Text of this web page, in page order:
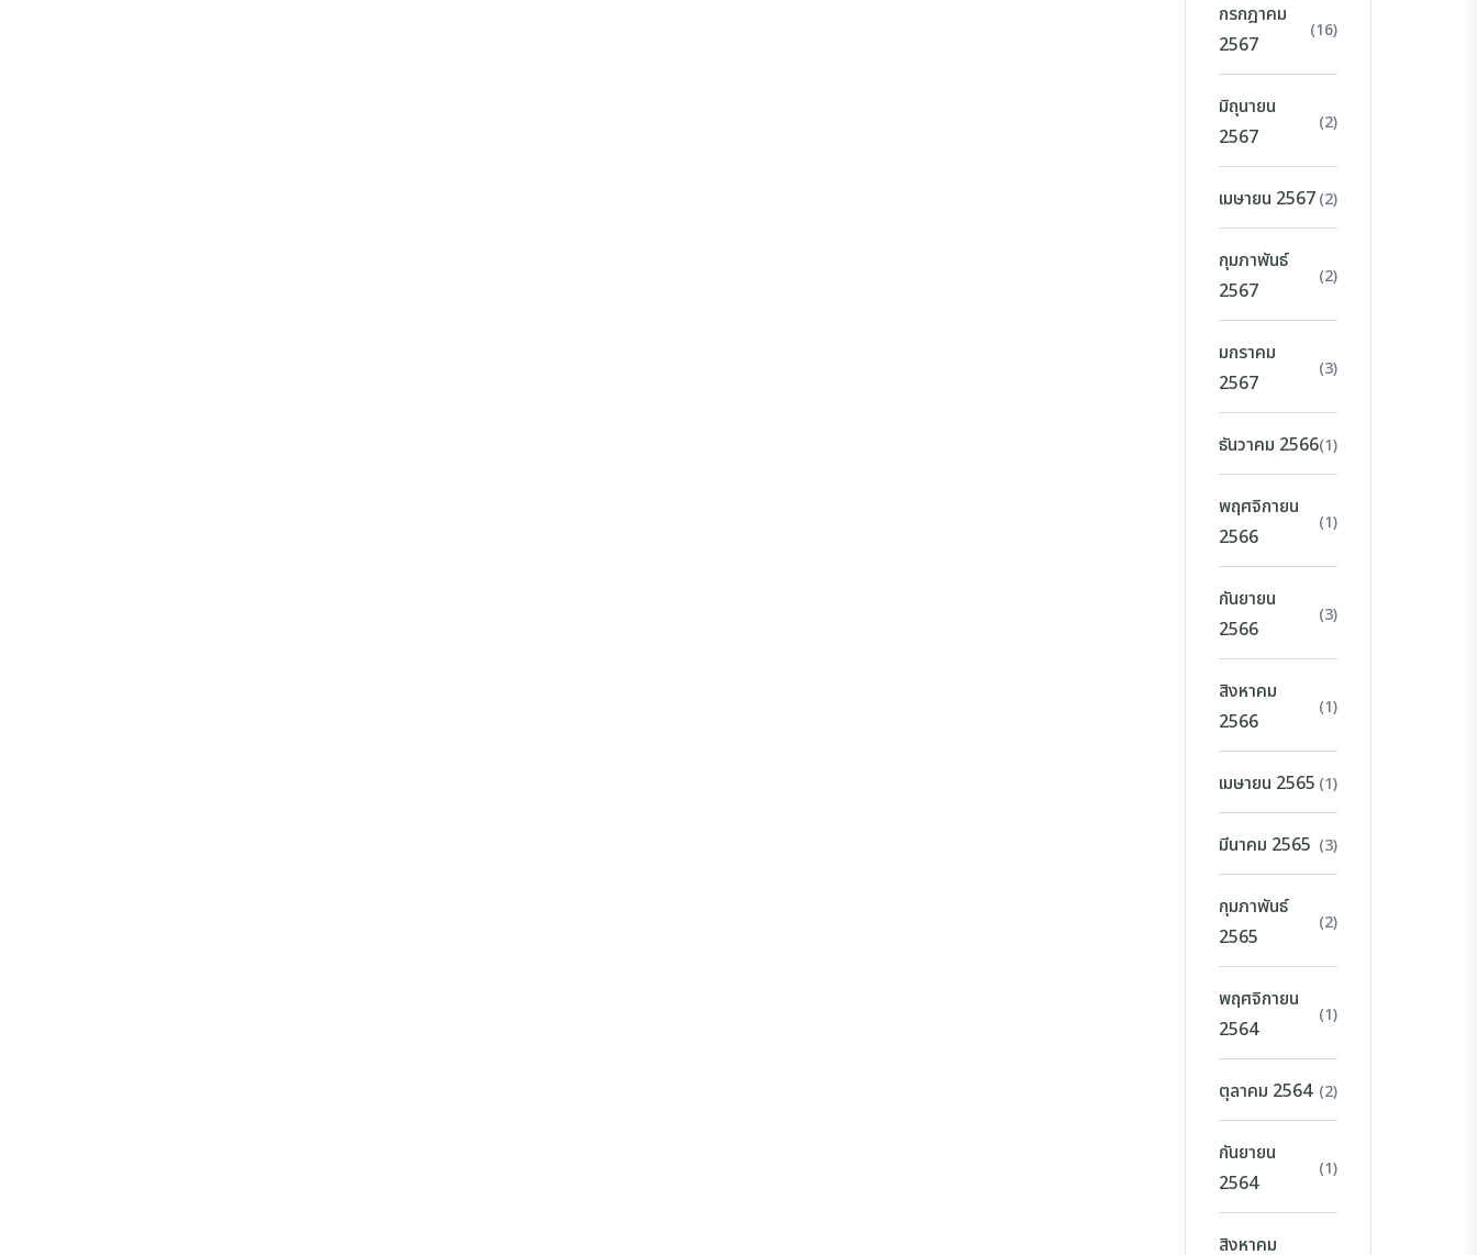
กรกฎาคม
2567
(16)
มิถุนายน
2567
(2)
เมษายน 2567(2)
กุมภาพันธ์
2567
(2)
มกราคม
2567
(3)
ธันวาคม 2566(1)
พฤศจิกายน
2566
(1)
กันยายน
2566
(3)
สิงหาคม
2566
(1)
เมษายน 2565 (1)
มีนาคม 2565 (3)
กุมภาพันธ์
2565
(2)
พฤศจิกายน
2564
(1)
ตุลาคม 2564 (2)
กันยายน
2564
(1)
สิงหาคม